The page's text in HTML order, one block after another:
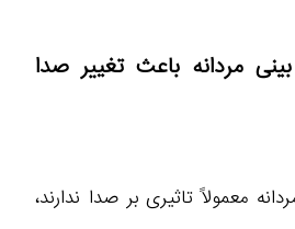
مردانه باعث تغییر صدا
معمولاً تاثیری بر صدا ندارند،